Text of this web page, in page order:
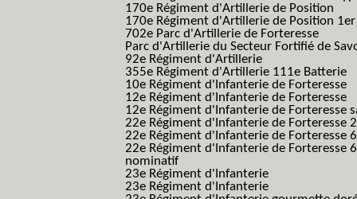
170e Régiment d'Artillerie de Position
170e Régiment d'Artillerie de Position
702e Parc d'Artillerie de Forteresse
Parc d'Artillerie du Secteur Fortifié de
92e Régiment d'Artillerie
355e Régiment d'Artillerie 111e Batterie
10e Régiment d'Infanterie de Forteresse
12e Régiment d'Infanterie de Forteresse
12e Régiment d'Infanterie de Forteresse
22e Régiment d'Infanterie de Forteresse
22e Régiment d'Infanterie de Forteresse
22e Régiment d'Infanterie de Forteresse
nominatif
23e Régiment d'Infanterie
23e Régiment d'Infanterie